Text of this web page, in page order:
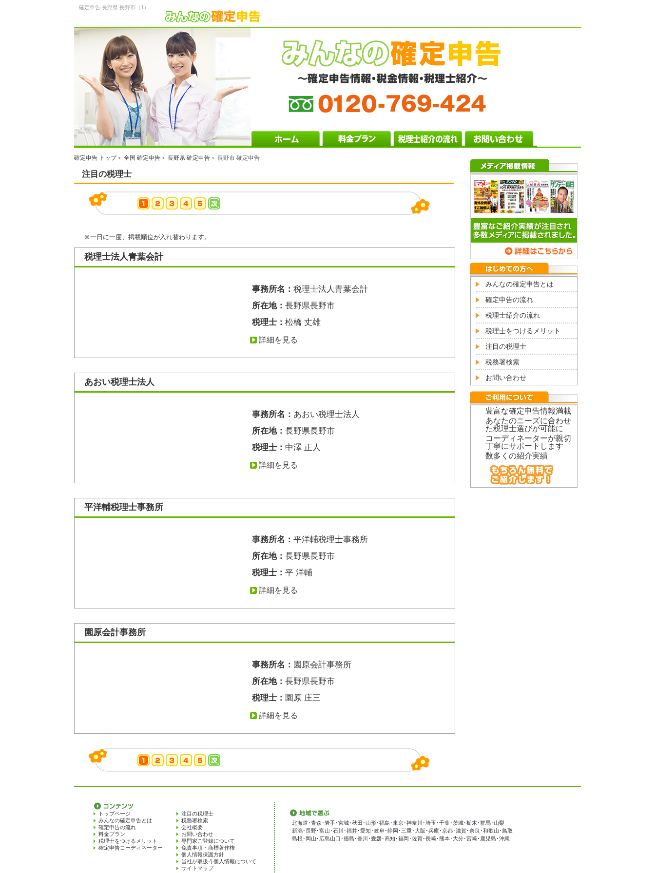
確定申告 長野県 長野市（1）
確定申告 トップ＞ 全国 確定申告 ＞ 長野県 確定申告 ＞ 長野市 確定申告
注目の税理士
※一日に一度、掲載順位が入れ替わります。
税理士法人青葉会計
事務所名： 税理士法人青葉会計
所在地： 長野県長野市
税理士： 松橋 丈雄
詳細を見る
あおい税理士法人
事務所名： あおい税理士法人
所在地： 長野県長野市
税理士： 中澤 正人
詳細を見る
平洋輔税理士事務所
事務所名： 平洋輔税理士事務所
所在地： 長野県長野市
税理士： 平 洋輔
詳細を見る
園原会計事務所
事務所名： 園原会計事務所
所在地： 長野県長野市
税理士： 園原 庄三
詳細を見る
みんなの確定申告とは
確定申告の流れ
税理士紹介の流れ
税理士をつけるメリット
注目の税理士
税務署検索
お問い合わせ
豊富な確定申告情報満載
あなたのニーズに合わせ
た税理士選びが可能に
コーディネーターが親切
丁寧にサポートします
数多くの紹介実績
トップページ
みんなの確定申告とは
確定申告の流れ
料金プラン
税理士をつけるメリット
確定申告コーディネーター
注目の税理士
税務署検索
会社概要
お問い合わせ
専門家ご登録について
免責事項・商標著作権
個人情報保護方針
当社が取扱う個人情報について
サイトマップ
北海道 ･青森･岩手･宮城･秋田 ･ 山形･福島 ･東京･神奈川 ･埼玉 ･千葉･茨城･栃木 ･群馬･ 山梨
新潟･長野･富山 ･石川 ･福井･愛知 ･岐阜･静岡 ･ 三重･大阪 ･兵庫･京都･滋賀･奈良 ･和歌山 ･ 鳥取
島根 ･ 岡山 ･ 広島山口 ･徳島 ･香川 ･愛媛･高知 ･福岡 ･佐賀･長崎･熊本･大分･宮崎･ 鹿児島 ･沖縄